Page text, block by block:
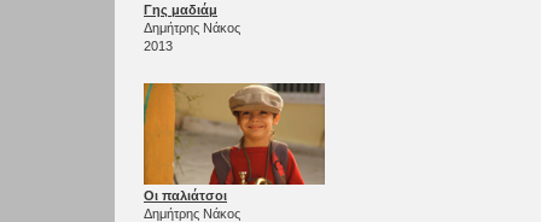
Γης μαδιάμ
Δημήτρης Νάκος
2013
Οι παλιάτσοι
Δημήτρης Νάκος